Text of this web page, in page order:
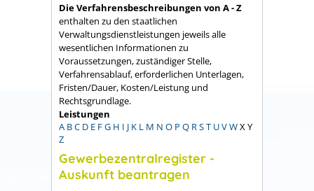
Die Verfahrensbeschreibungen von A - Z
enthalten zu den staatlichen
Verwaltungsdienstleistungen jeweils alle
wesentlichen Informationen zu
Voraussetzungen, zuständiger Stelle,
Verfahrensablauf, erforderlichen Unterlagen,
Fristen/Dauer, Kosten/Leistung und
Rechtsgrundlage.
Leistungen
A BC D E FG H I J K L M N O P Q RST UVWX Y
Z
Gewerbezentralregister -
Auskunft beantragen